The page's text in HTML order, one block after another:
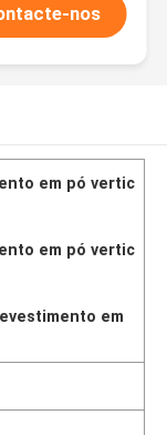
nos
em pó vertic
em pó vertic
em